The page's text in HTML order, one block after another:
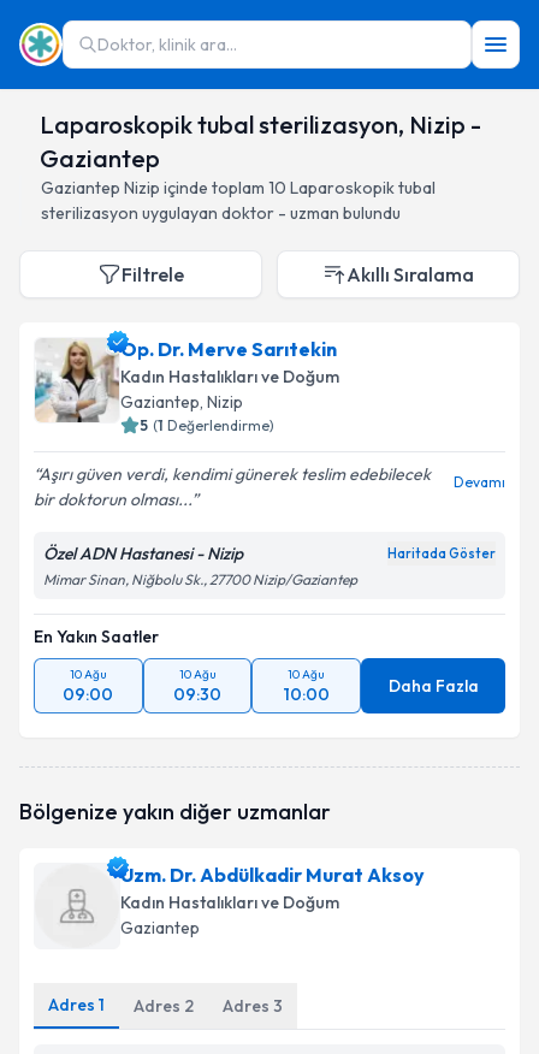
Doktor, klinik ara...
Laparoskopik tubal sterilizasyon, Nizip -
Gaziantep
Gaziantep Nizip içinde toplam 10 Laparoskopik tubal
sterilizasyon uygulayan doktor - uzman bulundu
Filtrele Akıllı Sıralama
Op. Dr. Merve Sarıtekin
Kadın Hastalıkları ve Doğum
Gaziantep, Nizip
5 (1 Değerlendirme)
Aşırı güven verdi, kendimi günerek teslim edebilecek
bir doktorun olması...
Devamı
Özel ADN Hastanesi - Nizip Haritada Göster
Mimar Sinan, Niğbolu Sk., 27700 Nizip/Gaziantep
En Yakın Saatler
10 Ağu
09:00
10 Ağu
09:30
10 Ağu
10:00 Daha Fazla
Bölgenize yakın diğer uzmanlar
Uzm. Dr. Abdülkadir Murat Aksoy
Kadın Hastalıkları ve Doğum
Gaziantep
Adres 1 Adres 2 Adres 3